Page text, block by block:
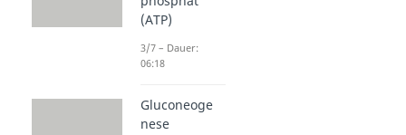
(ATP)
3/7 – Dauer:
06:18
Gluconeoge
nese